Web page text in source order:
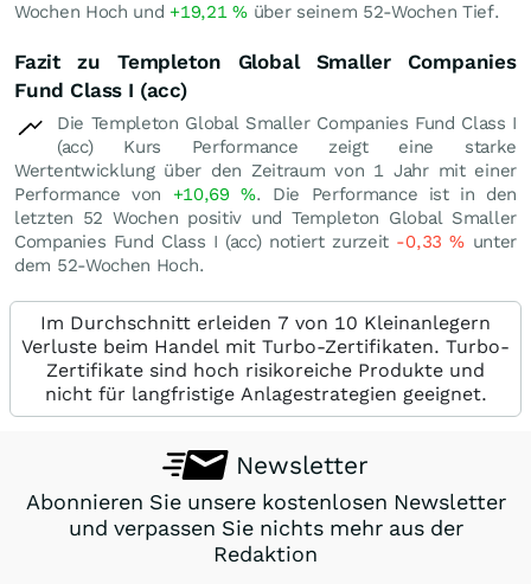
Wochen Hoch und +19,21%über seinem 52-Wochen Tief.
Fazit zu Templeton Global Smaller Companies
Fund Class I (acc)
Die Templeton Global Smaller Companies Fund Class I
(acc) Kurs Performance zeigt eine starke
Wertentwicklung über den Zeitraum von 1 Jahr mit einer
Performance von +10,69%. Die Performance ist in den
letzten 52 Wochen positiv und Templeton Global Smaller
Companies Fund Class I (acc) notiert zurzeit -0,33% unter
dem 52-Wochen Hoch.
Im Durchschnitt erleiden 7 von 10 Kleinanlegern
Verluste beim Handel mit Turbo-Zertifikaten. Turbo-
Zertifikate sind hoch risikoreiche Produkte und
nicht für langfristige Anlagestrategien geeignet.
Newsletter
Abonnieren Sie unsere kostenlosen Newsletter
und verpassen Sie nichts mehr aus der
Redaktion